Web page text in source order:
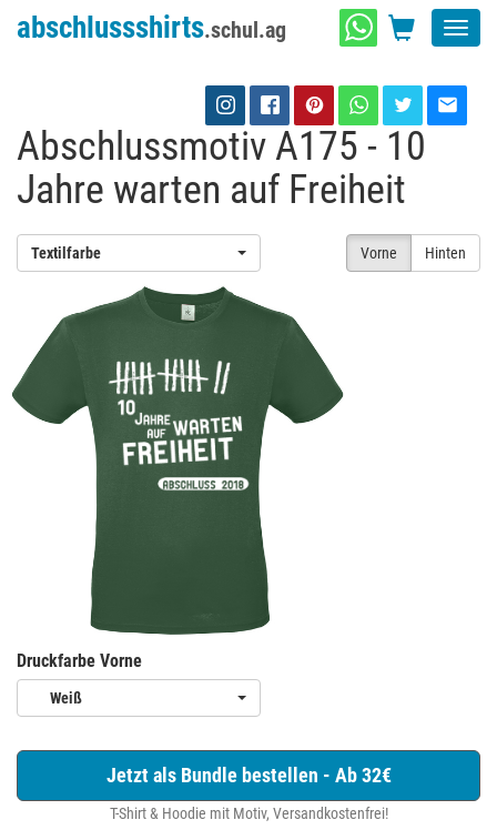
abschlussshirts.schul.ag
Abschlussmotiv A175 - 10
Jahre warten auf Freiheit
Vorne Hinten
Textilfarbe
Druckfarbe Vorne
Weiß
Jetzt als Bundle bestellen - Ab 32€
T-Shirt & Hoodie mit Motiv, Versandkostenfrei!